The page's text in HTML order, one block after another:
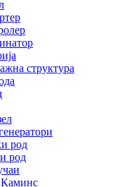
структура
род
род
Каминс